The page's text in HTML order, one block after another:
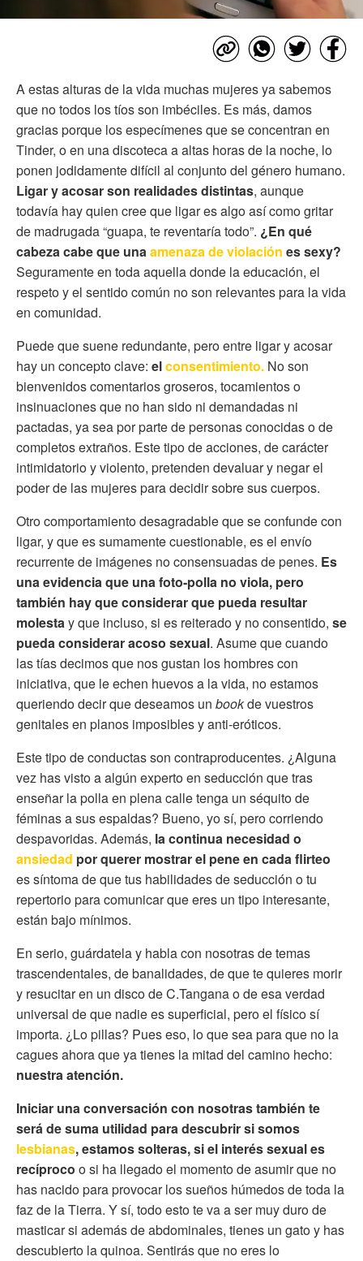
A estas alturas de la vida muchas mujeres ya sabemos
que no todos los tíos son imbéciles. Es más, damos
gracias porque los especímenes que se concentran en
Tinder, o en una discoteca a altas horas de la noche, lo
ponen jodidamente difícil al conjunto del género humano.
Ligar y acosar son realidades distintas, aunque
todavía hay quien cree que ligar es algo así como gritar
de madrugada “guapa, te reventaría todo”. ¿En qué
cabeza cabe que unaamenaza de violación es sexy?
Seguramente en toda aquella donde la educación, el
respeto y el sentido común no son relevantes para la vida
en comunidad.
Puede que suene redundante, pero entre ligar y acosar
hay un concepto clave: elconsentimiento. No son
bienvenidos comentarios groseros, tocamientos o
insinuaciones que no han sido ni demandadas ni
pactadas, ya sea por parte de personas conocidas o de
completos extraños. Este tipo de acciones, de carácter
intimidatorio y violento, pretenden devaluar y negar el
poder de las mujeres para decidir sobre sus cuerpos.
Otro comportamiento desagradable que se confunde con
ligar, y que es sumamente cuestionable, es el envío
recurrente de imágenes no consensuadas de penes. Es
una evidencia que una foto-polla no viola, pero
también hay que considerar que pueda resultar
molestay que incluso, si es reiterado y no consentido, se
pueda considerar acoso sexual. Asume que cuando
las tías decimos que nos gustan los hombres con
iniciativa, que le echen huevos a la vida, no estamos
queriendo decir que deseamos un bookde vuestros
genitales en planos imposibles y anti-eróticos.
Este tipo de conductas son contraproducentes. ¿Alguna
vez has visto a algún experto en seducción que tras
enseñar la polla en plena calle tenga un séquito de
féminas a sus espaldas? Bueno, yo sí, pero corriendo
despavoridas. Además, la continua necesidad o
ansiedad por querer mostrar el pene en cada flirteo
es síntoma de que tus habilidades de seducción o tu
repertorio para comunicar que eres un tipo interesante,
están bajo mínimos.
En serio, guárdatela y habla con nosotras de temas
trascendentales, de banalidades, de que te quieres morir
y resucitar en un disco de C.Tangana o de esa verdad
universal de que nadie es superficial, pero el físico sí
importa. ¿Lo pillas? Pues eso, lo que sea para que no la
cagues ahora que ya tienes la mitad del camino hecho:
nuestra atención.
Iniciar una conversación con nosotras también te
será de suma utilidad para descubrir si somos
lesbianas, estamos solteras, si el interés sexual es
recíproco o si ha llegado el momento de asumir que no
has nacido para provocar los sueños húmedos de toda la
faz de la Tierra. Y sí, todo esto te va a ser muy duro de
masticar si además de abdominales, tienes un gato y has
descubierto la quinoa. Sentirás que no eres lo